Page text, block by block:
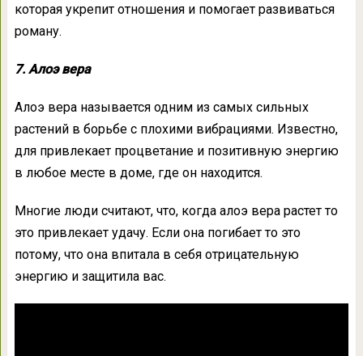
которая укрепит отношения и помогает развиваться
роману.
7. Алоэ вера
Алоэ вера называется одним из самых сильных
растений в борьбе с плохими вибрациями. Известно,
для привлекает процветание и позитивную энергию
в любое месте в доме, где он находится.
Многие люди считают, что, когда алоэ вера растет то
это привлекает удачу. Если она погибает то это
потому, что она впитала в себя отрицательную
энергию и защитила вас.